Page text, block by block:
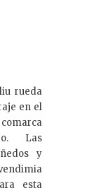
rueda
en el
Las
y
esta